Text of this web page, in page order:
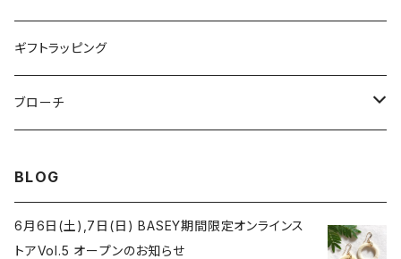
ラピスラズリ
奄美大島
マベ貝
淡水シェル
アフガニスタン
ラピスラズリ
奄美大島
白蝶貝
タンザニア
点字封筒ポチ袋セット
ギフトラッピング
ブローチ
BLOG
6月6日(土),7日(日) BASEY期間限定オンラインス
トアVol.5 オープンのお知らせ